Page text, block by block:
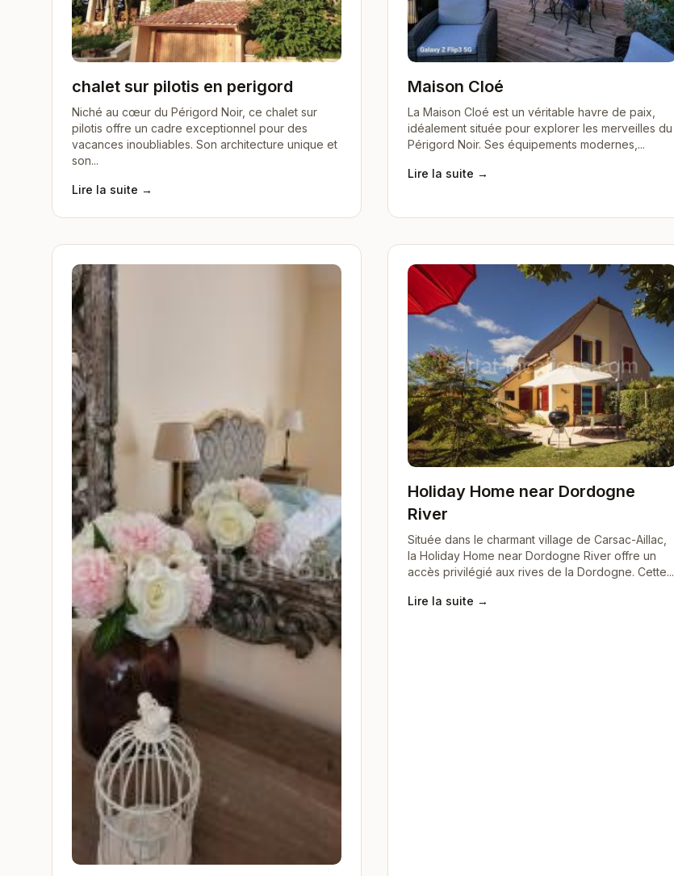
chalet sur pilotis en perigord
Niché au cœur du Périgord Noir, ce chalet sur
pilotis offre un cadre exceptionnel pour des
vacances inoubliables. Son architecture unique et
son...
Lire la suite →
Maison Cloé
La Maison Cloé est un véritable havre de paix,
idéalement située pour explorer les merveilles du
Périgord Noir. Ses équipements modernes,...
Lire la suite →
Holiday Home near Dordogne
River
Située dans le charmant village de Carsac-Aillac,
la Holiday Home near Dordogne River offre un
accès privilégié aux rives de la Dordogne. Cette...
Lire la suite →